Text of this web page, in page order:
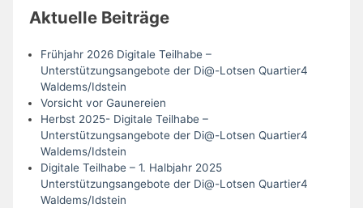
Aktuelle Beiträge
Frühjahr 2026 Digitale Teilhabe –
Unterstützungsangebote der Di@-Lotsen Quartier4
Waldems/Idstein
Vorsicht vor Gaunereien
Herbst 2025- Digitale Teilhabe –
Unterstützungsangebote der Di@-Lotsen Quartier4
Waldems/Idstein
Digitale Teilhabe – 1. Halbjahr 2025
Unterstützungsangebote der Di@-Lotsen Quartier4
Waldems/Idstein